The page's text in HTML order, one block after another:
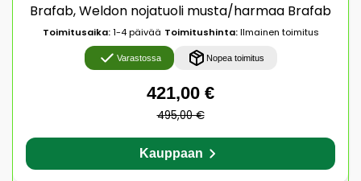
Brafab, Weldon nojatuoli musta/harmaa Brafab
Toimitusaika:1-4 päivää Toimitushinta:Ilmainen toimitus
Varastossa Nopea toimitus
421,00 €
495,00 €
Kauppaan